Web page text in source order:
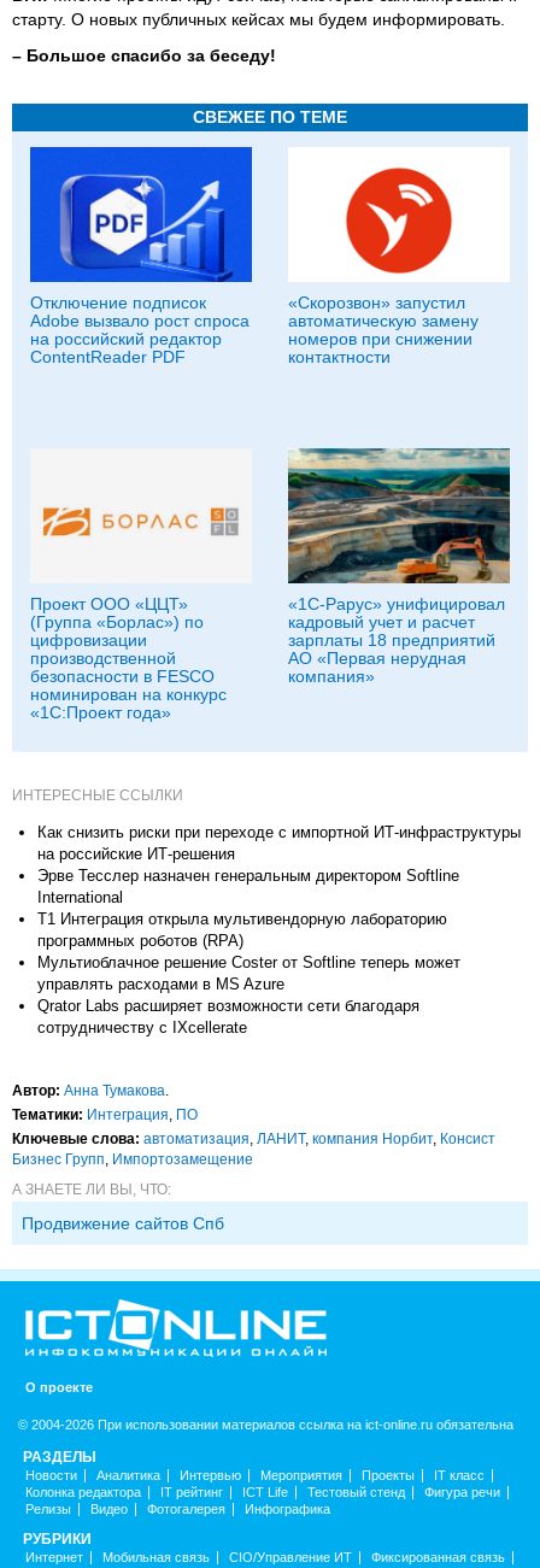
старту. О новых публичных кейсах мы будем информировать.
– Большое спасибо за беседу!
СВЕЖЕЕ ПО ТЕМЕ
Отключение подписок
Adobe вызвало рост спроса
на российский редактор
ContentReader PDF
«Скорозвон» запустил
автоматическую замену
номеров при снижении
контактности
Проект ООО «ЦЦТ»
(Группа «Борлас») по
цифровизации
производственной
безопасности в FESCO
номинирован на конкурс
«1С:Проект года»
«1С-Рарус» унифицировал
кадровый учет и расчет
зарплаты 18 предприятий
АО «Первая нерудная
компания»
ИНТЕРЕСНЫЕ ССЫЛКИ
Как снизить риски при переходе с импортной ИТ-инфраструктуры
на российские ИТ-решения
Эрве Тесслер назначен генеральным директором Softline
International
Т1 Интеграция открыла мультивендорную лабораторию
программных роботов (RPA)
Мультиоблачное решение Coster от Softline теперь может
управлять расходами в MS Azure
Qrator Labs расширяет возможности сети благодаря
сотрудничеству с IXcellerate
Автор: Анна Тумакова
Тематики: Интеграция ПО
Ключевые слова: автоматизация ЛАНИТ, компания Норбит, Консист
Бизнес Групп Импорто­замещение
А ЗНАЕТЕ ЛИ ВЫ, ЧТО:
Продвижение сайтов Спб
О проекте
© 2004-2026 При использовании материалов ссылка на ict-online.ru обязательна
РАЗДЕЛЫ
Новости Аналитика Интервью Мероприятия Проекты
IT класс
Колонка редактора
IT рейтинг ICT Life Тестовый стенд
Фигура речи
Релизы
Видео Фотогалерея Инфографика
РУБРИКИ
Интернет Мобильная связь CIO/Управление ИТ
Фиксированная связь